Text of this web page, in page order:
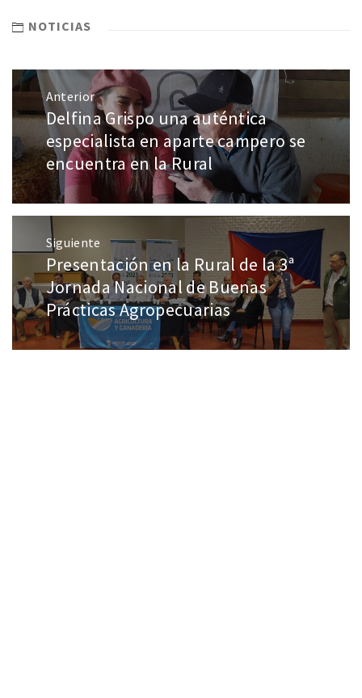
NOTICIAS
Anterior
Delfina Grispo una auténtica
especialista en aparte campero se
encuentra en la Rural
Siguiente
Presentación en la Rural de la 3ª
Jornada Nacional de Buenas
Prácticas Agropecuarias